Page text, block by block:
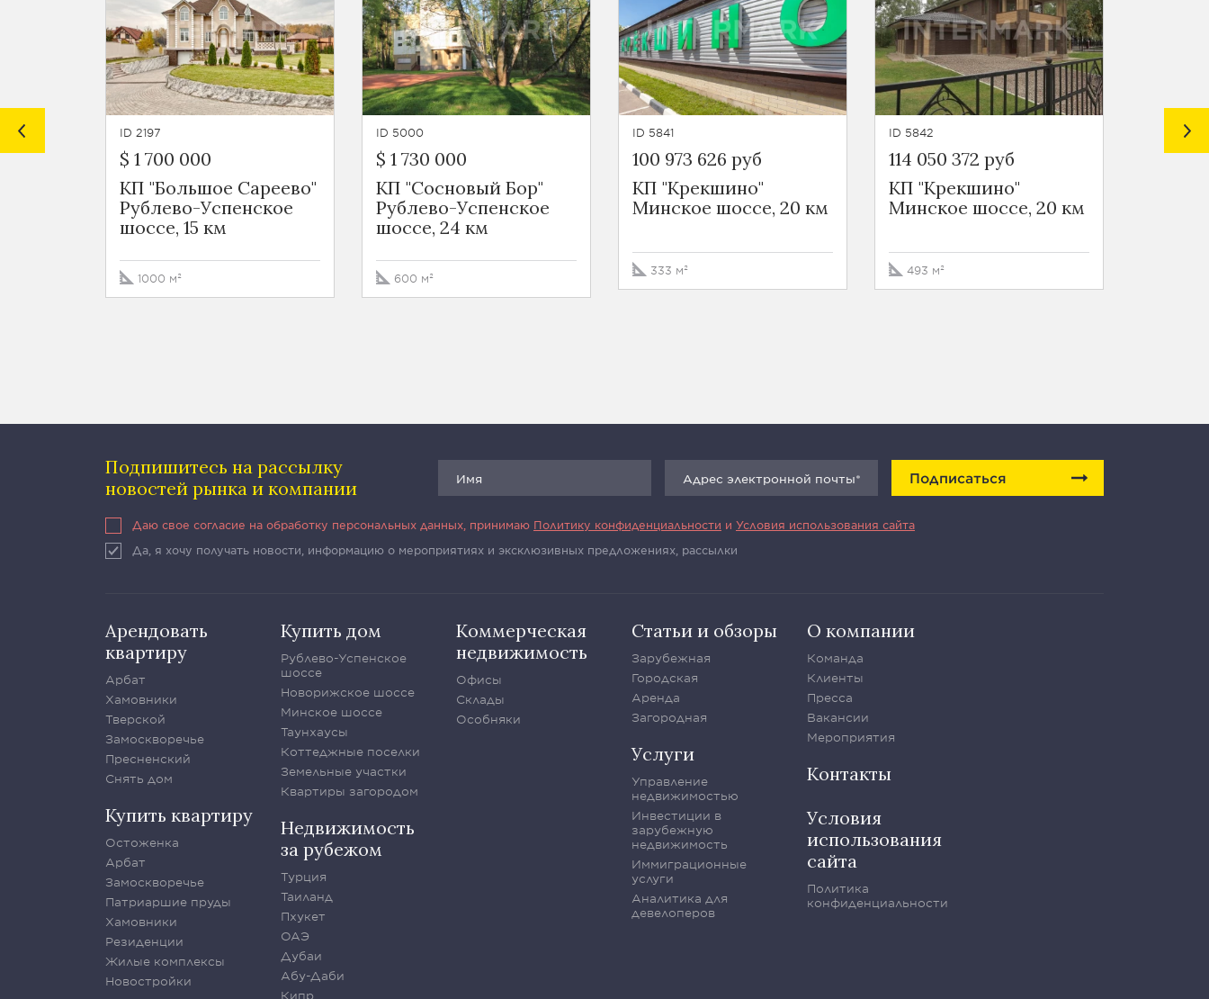
ID 2197
$ 1 700 000
КП "Большое Сареево"
Рублево-Успенское
шоссе, 15 км
1000 м²
ID 5000
$ 1 730 000
КП "Сосновый Бор"
Рублево-Успенское
шоссе, 24 км
600 м²
ID 5841
100 973 626 руб
КП "Крекшино"
Минское шоссе, 20 км
333 м²
ID 5842
114 050 372 руб
КП "Крекшино"
Минское шоссе, 20 км
493 м²
ID 5845
117
Подпишитесь на рассылку
новостей рынка и компании
Подписаться
Даю свое согласие на обработку персональных данных, принимаю Политику конфиденциальности и Условия использования сайта
Да, я хочу получать новости, информацию о мероприятиях и эксклюзивных предложениях, рассылки
Арендовать
квартиру
Арбат
Хамовники
Тверской
Замоскворечье
Пресненский
Снять дом
Купить квартиру
Остоженка
Арбат
Замоскворечье
Патриаршие пруды
Хамовники
Резиденции
Жилые комплексы
Новостройки
Купить дом
Рублево-Успенское
шоссе
Новорижское шоссе
Минское шоссе
Таунхаусы
Коттеджные поселки
Земельные участки
Квартиры загородом
Недвижимость
за рубежом
Турция
Таиланд
Пхукет
ОАЭ
Дубаи
Абу-Даби
Кипр
Коммерческая
недвижимость
Офисы
Склады
Особняки
Статьи и обзоры
Зарубежная
Городская
Аренда
Загородная
Услуги
Управление
недвижимостью
Инвестиции в
зарубежную
недвижимость
Иммиграционные
услуги
Аналитика для
девелоперов
О компании
Команда
Клиенты
Пресса
Вакансии
Мероприятия
Контакты
Условия
использования
сайта
Политика
конфиденциальности